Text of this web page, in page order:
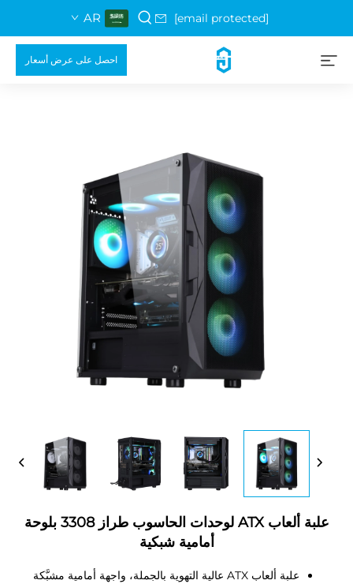
[email protected]
AR
احصل على عرض أسعار
علبة ألعاب ATX لوحدات الحاسوب طراز 3308 بلوحة
أمامية شبكية
علبة ألعاب ATX عالية التهوية بالجملة، واجهة أمامية مشبَّكة